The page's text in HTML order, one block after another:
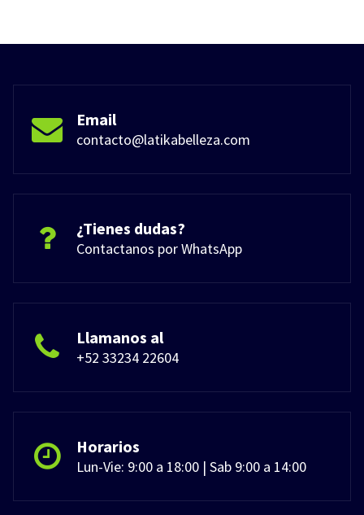
Email
contacto@latikabelleza.com
¿Tienes dudas?
Contactanos por WhatsApp
Llamanos al
+52 33234 22604
Horarios
Lun-Vie: 9:00 a 18:00 | Sab 9:00 a 14:00